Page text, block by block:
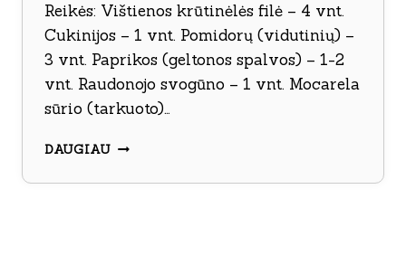
Reikės: Vištienos krūtinėlės filė – 4 vnt.
Cukinijos – 1 vnt. Pomidorų (vidutinių) –
3 vnt. Paprikos (geltonos spalvos) – 1-2
vnt. Raudonojo svogūno – 1 vnt. Mocarela
sūrio (tarkuoto)…
DAUGIAUORKAITĖJE
VIŠTIENOS